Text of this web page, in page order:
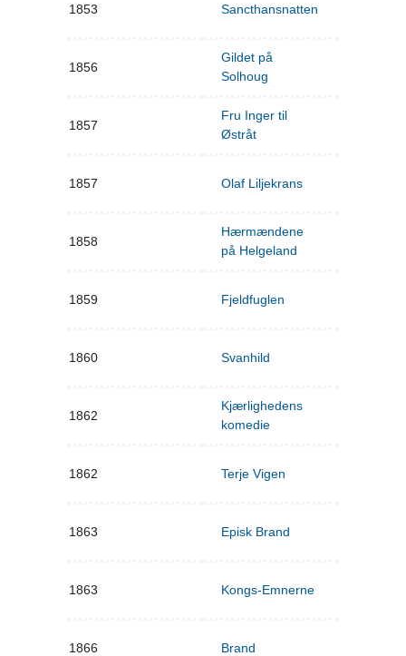
1853 Sancthansnatten
1856
Gildet på
Solhoug
1857
Fru Inger til
Østråt
1857 Olaf Liljekrans
1858
Hærmændene
på Helgeland
1859 Fjeldfuglen
1860 Svanhild
1862
Kjærlighedens
komedie
1862 Terje Vigen
1863 Episk Brand
1863 Kongs-Emnerne
1866 Brand